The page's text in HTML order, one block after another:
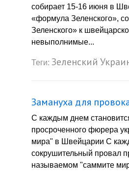
собирает 15-16 июня в
«формула Зеленского»,
Зеленского» к
невыполнимые...
Теги: Зеленский
Замануха для
С каждым днем
просроченного фюрера
мира" в Швейцарии С
сокрушительный провал
называемом "саммите